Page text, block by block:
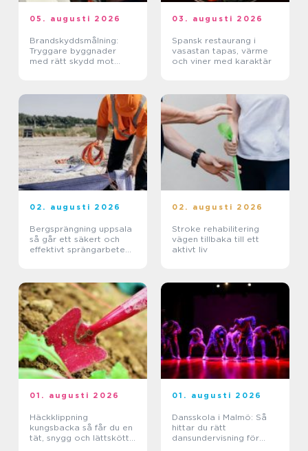
05. augusti 2026
Brandskyddsmålning:
Tryggare byggnader
med rätt skydd mot
03. augusti 2026
Spansk restaurang i
vasastan tapas, värme
och viner med karaktär
02. augusti 2026
Bergsprängning uppsala
så går ett säkert och
effektivt sprängarbete
02. augusti 2026
Stroke rehabilitering
vägen tillbaka till ett
aktivt liv
01. augusti 2026
Häckklippning
kungsbacka så får du en
tät, snygg och lättskött
01. augusti 2026
Dansskola i Malmö: Så
hittar du rätt
dansundervisning för